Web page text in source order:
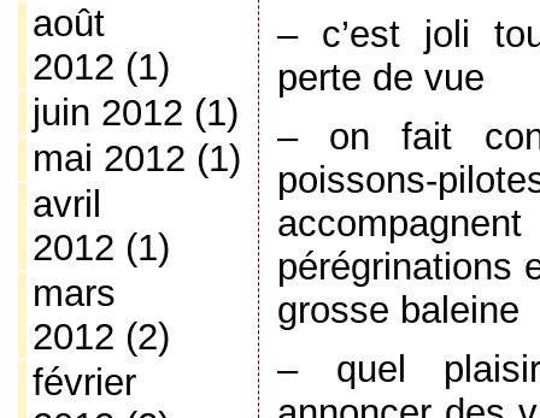
août
2012 (1)
juin 2012 (1)
mai 2012 (1)
avril
2012 (1)
mars
2012 (2)
février
– c’est joli
perte de vue
– on fait
poissons-
pérégrinations
grosse baleine
– quel